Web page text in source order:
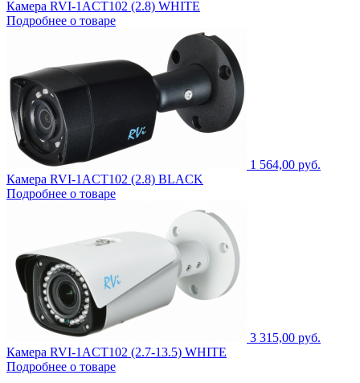
Камера RVI-1ACT102 (2.8) WHITE
Подробнее о товаре
1 564,00 руб.
Камера RVI-1ACT102 (2.8) BLACK
Подробнее о товаре
3 315,00 руб.
Камера RVI-1ACT102 (2.7-13.5) WHITE
Подробнее о товаре